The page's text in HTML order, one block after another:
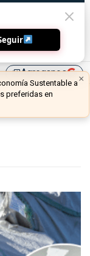
library_addAgreganos ×
Sustentable a
preferidas en